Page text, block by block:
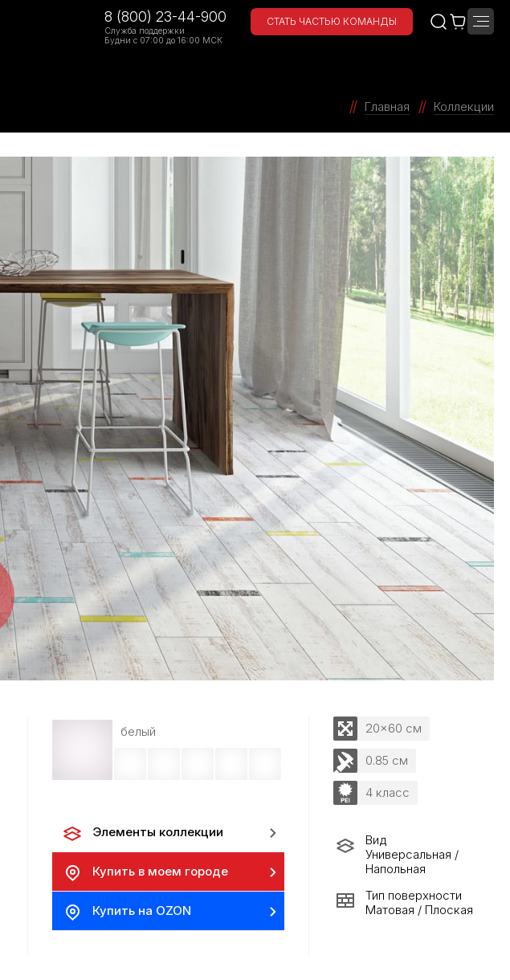
8 (800) 23-44-900
Служба поддержки
Будни с 07:00 до 16:00 МСК
СТАТЬ ЧАСТЬЮ КОМАНДЫ
Главная Коллекции
белый
Элементы коллекции
Купить в моем городе
Купить на OZON
20x60 см
0.85 см
4 класс
Вид
Универсальная /
Напольная
Тип поверхности
Матовая / Плоская